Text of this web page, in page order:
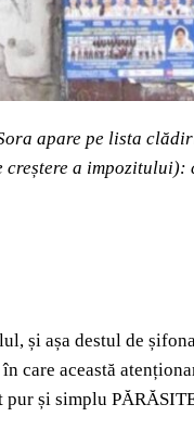
apare pe lista
a impozitului):
și așa destul de
care această
pur și simplu